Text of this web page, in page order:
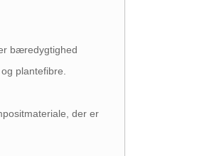
bæredygtighed
plantefibre.
der er